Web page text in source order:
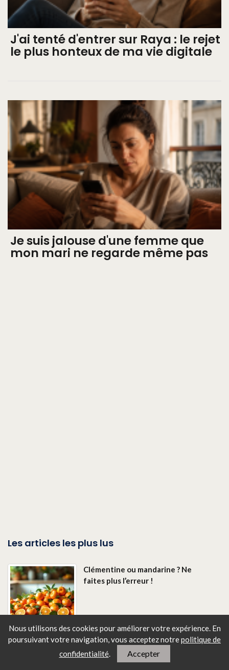
Nous utilisons des cookies pour améliorer votre expérience. En
poursuivant votre navigation, vous acceptez notrepolitique de
confidentialité. Accepter
J'ai tenté d'entrer sur Raya : le rejet
le plus honteux de ma vie digitale
Je suis jalouse d'une femme que
mon mari ne regarde même pas
Les articles les plus lus
Clémentine ou mandarine ? Ne
faites plus l’erreur !